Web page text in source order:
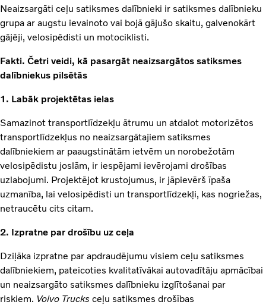
Neaizsargāti ceļu satiksmes dalībnieki ir satiksmes dalībnieku
grupa ar augstu ievainoto vai bojā gājušo skaitu, galvenokārt
gājēji, velosipēdisti un motociklisti.
Fakti. Četri veidi, kā pasargāt neaizsargātos satiksmes
dalībniekus pilsētās
1. Labāk projektētas ielas
Samazinot transportlīdzekļu ātrumu un atdalot motorizētos
transportlīdzekļus no neaizsargātajiem satiksmes
dalībniekiem ar paaugstinātām ietvēm un norobežotām
velosipēdistu joslām, ir iespējami ievērojami drošības
uzlabojumi. Projektējot krustojumus, ir jāpievērš īpaša
uzmanība, lai velosipēdisti un transportlīdzekļi, kas nogriežas,
netraucētu cits citam.
2. Izpratne par drošību uz ceļa
Dziļāka izpratne par apdraudējumu visiem ceļu satiksmes
dalībniekiem, pateicoties kvalitatīvākai autovadītāju apmācībai
un neaizsargāto satiksmes dalībnieku izglītošanai par
riskiem. Volvo Trucks ceļu satiksmes drošības